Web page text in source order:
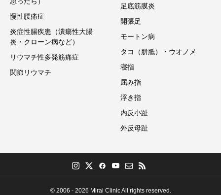
慢性腰痛症
炎症性腸疾患（潰瘍性大腸
炎・クローン病など）
リウマチ性多発筋痛症
関節リウマチ
足底筋膜炎
開張足
モートン病
タコ（胼胝）・ウオノメ
寝指
屈み指
浮き指
内反小趾
外反母趾
© 2006 - 2026 Mirai Clinic All rights reserved.